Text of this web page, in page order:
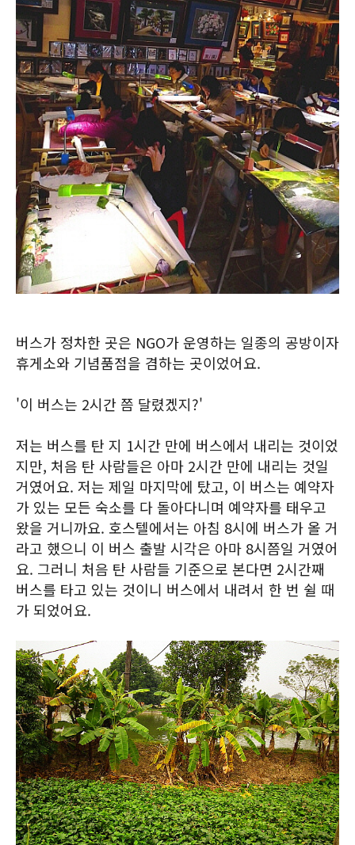
버스가 정차한 곳은 NGO가 운영하는 일종의 공방이자
휴게소와 기념품점을 겸하는 곳이었어요.
'이 버스는 2시간 쯤 달렸겠지?'
저는 버스를 탄 지 1시간 만에 버스에서 내리는 것이었
지만, 처음 탄 사람들은 아마 2시간 만에 내리는 것일
거였어요. 저는 제일 마지막에 탔고, 이 버스는 예약자
가 있는 모든 숙소를 다 돌아다니며 예약자를 태우고
왔을 거니까요. 호스텔에서는 아침 8시에 버스가 올 거
라고 했으니 이 버스 출발 시각은 아마 8시쯤일 거였어
요. 그러니 처음 탄 사람들 기준으로 본다면 2시간째
버스를 타고 있는 것이니 버스에서 내려서 한 번 쉴 때
가 되었어요.